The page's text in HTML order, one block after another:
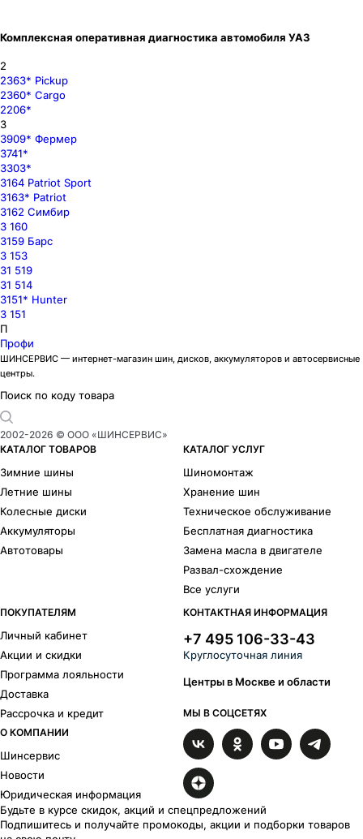
Комплексная оперативная диагностика автомобиля УАЗ
2
2363* Pickup
2360* Cargo
2206*
3
3909* Фермер
3741*
3303*
3164 Patriot Sport
3163* Patriot
3162 Симбир
3 160
3159 Барс
3 153
31 519
31 514
3151* Hunter
3 151
П
Профи
ШИНСЕРВИС — интернет-магазин шин, дисков, аккумуляторов и автосервисные
центры.
Поиск по коду товара
2002-2026 © ООО «ШИНСЕРВИС»
КАТАЛОГ ТОВАРОВ
Зимние шины
Летние шины
Колесные диски
Аккумуляторы
Автотовары
КАТАЛОГ УСЛУГ
Шиномонтаж
Хранение шин
Техническое обслуживание
Бесплатная диагностика
Замена масла в двигателе
Развал-схождение
Все услуги
ПОКУПАТЕЛЯМ
Личный кабинет
Акции и скидки
Программа лояльности
Доставка
Рассрочка и кредит
О КОМПАНИИ
Шинсервис
Новости
Юридическая информация
КОНТАКТНАЯ ИНФОРМАЦИЯ
+7 495 106-33-43
Круглосуточная линия
Центры в Москве и области
МЫ В СОЦСЕТЯХ
Будьте в курсе скидок, акций и спецпредложений
Подпишитесь и получайте промокоды, акции и подборки товаров